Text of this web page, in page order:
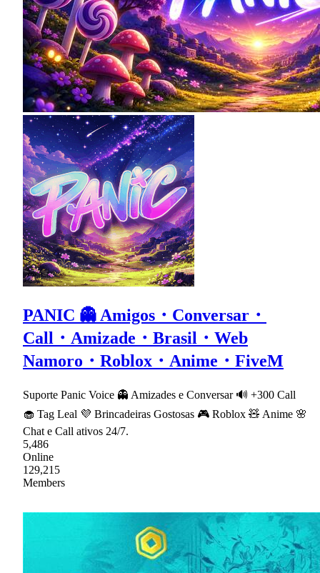
PANIC 👻 Amigos・Conversar・
Call・Amizade・Brasil・Web
Namoro・Roblox・Anime・FiveM
Suporte Panic Voice 👻 Amizades e Conversar 🔊 +300 Call
🧁 Tag Leal 💜 Brincadeiras Gostosas 🎮 Roblox 🧸 Anime 🌸
Chat e Call ativos 24/7.
5,486
Online
129,215
Members